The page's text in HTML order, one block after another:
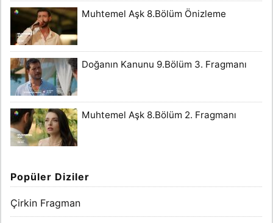
Muhtemel Aşk 8.Bölüm Önizleme
Doğanın Kanunu 9.Bölüm 3. Fragmanı
Muhtemel Aşk 8.Bölüm 2. Fragmanı
Popüler Diziler
Çirkin Fragman